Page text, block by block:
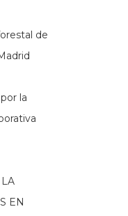
de
la
EN